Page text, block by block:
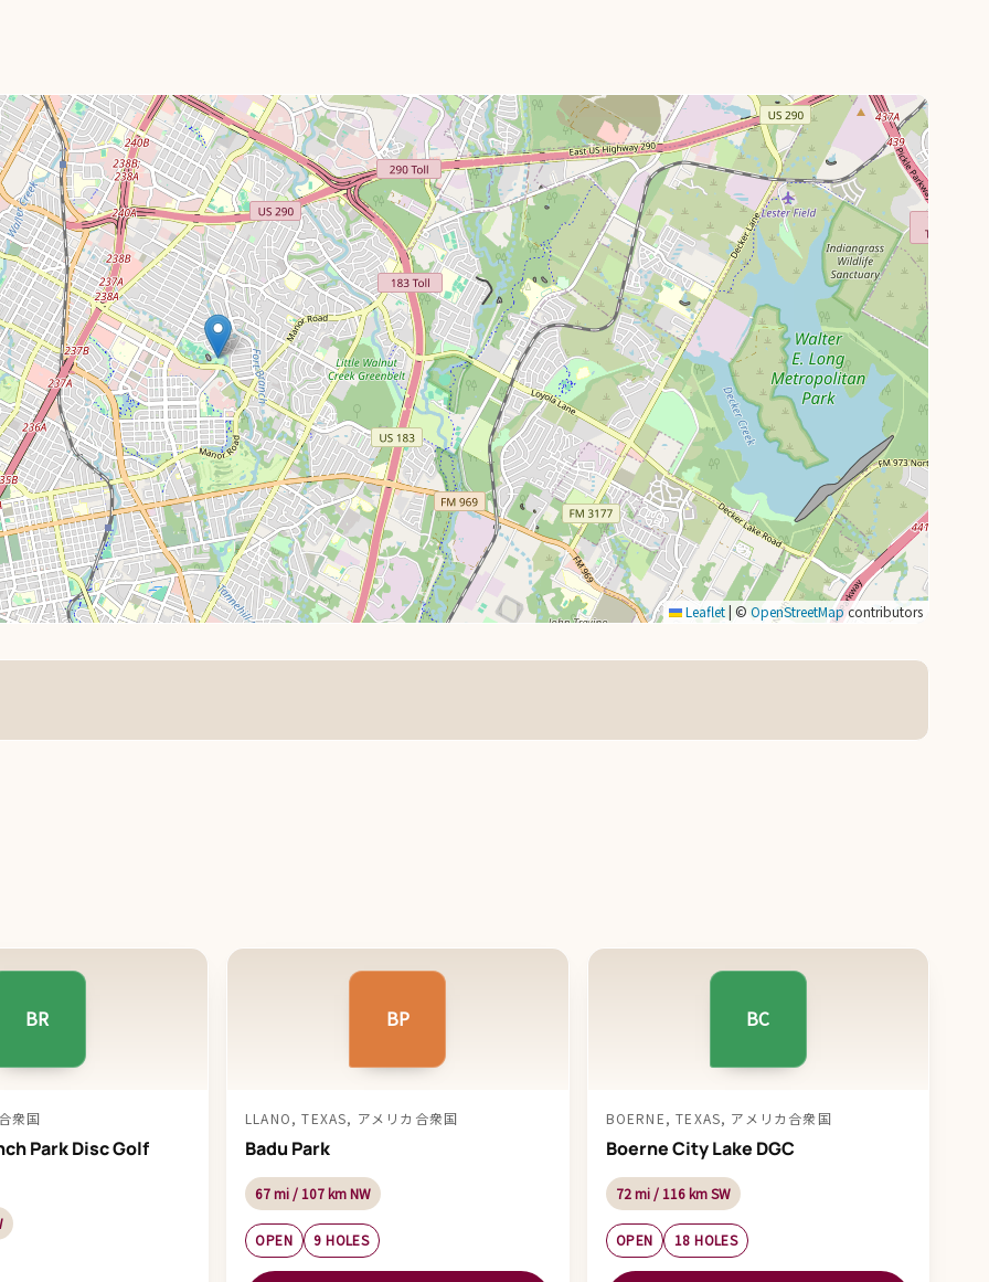
Leaflet © OpenStreetMapcontributors
BR
衆国
Park Disc Golf
BP
LLANO, TEXAS, アメリカ合衆国
Badu Park
67 mi / 107 km NW
OPEN 9 HOLES
BC
BOERNE, TEXAS, アメリカ合衆国
Boerne City Lake DGC
72 mi / 116 km SW
OPEN 18 HOLES